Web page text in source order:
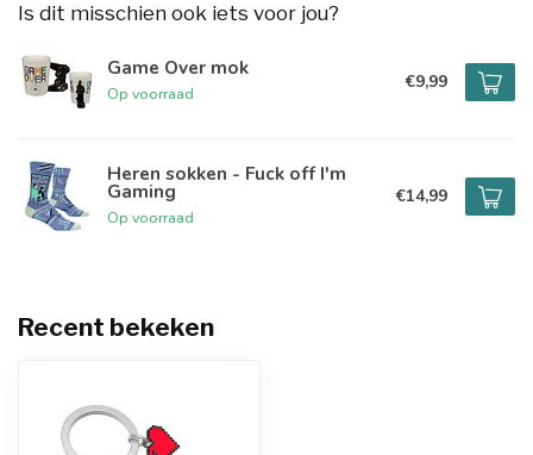
Is dit misschien ook iets voor jou?
Game Over mok
Op voorraad
€9,99
Heren sokken - Fuck off I'm
Gaming
Op voorraad
€14,99
Recent bekeken